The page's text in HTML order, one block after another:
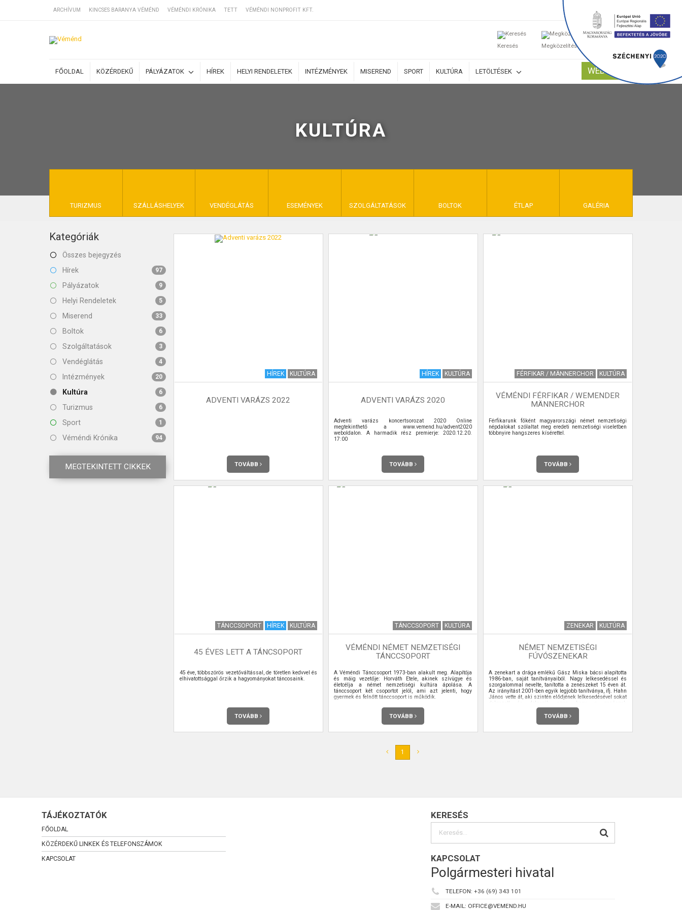
ARCHÍVUM KINCSES BARANYA VÉMÉND VÉMÉNDI KRÓNIKA TETT VÉMÉNDI NONPROFIT KFT.
Keresés Megközelítés
0
FŐOLDAL KÖZÉRDEKŰ PÁLYÁZATOK HÍREK HELYI RENDELETEK INTÉZMÉNYEK MISEREND SPORT KULTÚRA LETÖLTÉSEK WEBSHOP
KULTÚRA
TURIZMUS SZÁLLÁSHELYEK VENDÉGLÁTÁS ESEMÉNYEK SZOLGÁLTATÁSOK BOLTOK ÉTLAP GALÉRIA
SZÁLLÁSOK
BEJEGYZÉSEK
ÁLTALÁNOS SZERZŐDÉSI FELTÉTELEK
KINCSES BARANYA VÉMÉND
KAPCSOLAT
Kategóriák
Összes bejegyzés
Hírek
97
Pályázatok 9
Helyi Rendeletek 5
Miserend 33
Boltok 6
Szolgáltatások 3
Vendéglátás 4
Intézmények 20
Kultúra 6
Turizmus 6
Sport 1
Véméndi Krónika 94
MEGTEKINTETT CIKKEK
HÍREK KULTÚRA
ADVENTI VARÁZS 2022
TOVÁBB
HÍREK KULTÚRA
ADVENTI VARÁZS 2020
Adventi varázs koncertsorozat 2020 Online
megtekinthető a www.vemend.hu/advent2020
weboldalon. A harmadik rész premierje: 2020.12.20.
17:00
TOVÁBB
FÉRFIKAR / MÄNNERCHOR KULTÚRA
VÉMÉNDI FÉRFIKAR / WEMENDER
MÄNNERCHOR
Férfikarunk főként magyarországi német nemzetiségi
népdalokat szólaltat meg eredeti nemzetiségi viseletben
többnyire hangszeres kísérettel.
TOVÁBB
TÁNCCSOPORT HÍREK KULTÚRA
45 ÉVES LETT A TÁNCSOPORT
45 éve, többszörös vezetőváltással, de töretlen kedvvel és
elhivatottsággal őrzik a hagyományokat táncosaink.
TOVÁBB
TÁNCCSOPORT KULTÚRA
VÉMÉNDI NÉMET NEMZETISÉGI
TÁNCCSOPORT
A Véméndi Tánccsoport 1973-ban alakult meg. Alapítója
és máig vezetője: Horváth Etele, akinek szívügye és
életcélja a német nemzetiségi kultúra ápolása. A
tánccsoport két csoportot jelöl, ami azt jelenti, hogy
gyermek és felnőtt tánccsoport is működik.
TOVÁBB
ZENEKAR KULTÚRA
NÉMET NEMZETISÉGI
FÚVÓSZENEKAR
A zenekart a drága emlékű Gász Miska bácsi alapította
1986-ban, saját tanítványaiból. Nagy lelkesedéssel és
szorgalommal nevelte, tanította a zenészeket 15 éven át.
Az irányítást 2001-ben egyik legjobb tanítványa, ifj. Hahn
János vette át, aki szintén elődjének lelkesedésével sokat
dolgozott és dolgozik azon, hogy a zenészek
továbbfejlődjenek, illetve tudásukat növeljék.
TOVÁBB
1
TÁJÉKOZTATÓK
FŐOLDAL
KÖZÉRDEKŰ LINKEK ÉS TELEFONSZÁMOK
KAPCSOLAT
KERESÉS
KAPCSOLAT
Polgármesteri hivatal
TELEFON: +36 (69) 343 101
E-MAIL: OFFICE@VEMEND.HU